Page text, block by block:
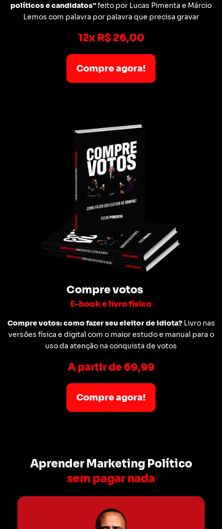
políticos e candidatos”feito por Lucas Pimenta e Márcio
Lemos com palavra por palavra que precisa gravar
12x R$ 26,00
Compre agora!
Compre votos
E-book e livro físico
Compre votos: como fazer seu eleitor de idiota?Livro nas
versões física e digital com o maior estudo e manual para o
uso da atenção na conquista de votos
A partir de 69,99
Compre agora!
Aprender Marketing Político
sem pagar nada